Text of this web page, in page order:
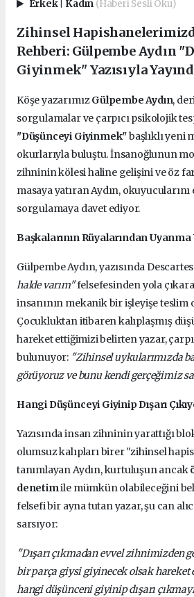
Erkek Kadın (Haberi Sesli Oku)
Zihinsel
Rehberi: Gülpembe Aydın
Giyinmek" Yazısıyla
Köşe yazarımızGülpembe Aydın,
sorgulamalar ve çarpıcı psikolojik
"Düşünceyi Giyinmek"başlıklı yeni
okurlarıyla buluştu. İnsanoğlunun
zihninin kölesi haline gelişini ve öz
masaya yatıran Aydın,
sorgulamaya davet ediyor.
Başkalarının Rüyalarından
Gülpembe Aydın, yazısında
halde varım"felsefesinden yola
insanının mekanik bir işleyişe
Çocukluktan itibaren kalıplaşmış
hareket ettiğimizi belirten yazar,
bulunuyor: "Zihinsel uykularımızda
görüyoruz ve bunu kendi gerçeğimiz
Hangi Düşünceyi Giyinip Dışarı
Yazısında insan zihninin yarattığı
olumsuz kalıpları birer "zihinsel
tanımlayan Aydın, kurtuluşun ancak
denetimile mümkün olabileceğini
felsefi bir ayna tutan yazar, şu can
sarsıyor:
"Dışarı çıkmadan evvel zihnimizden
bir parça giysi giyinecek olsak hareket
hangi düşünceni giyinip dışarı